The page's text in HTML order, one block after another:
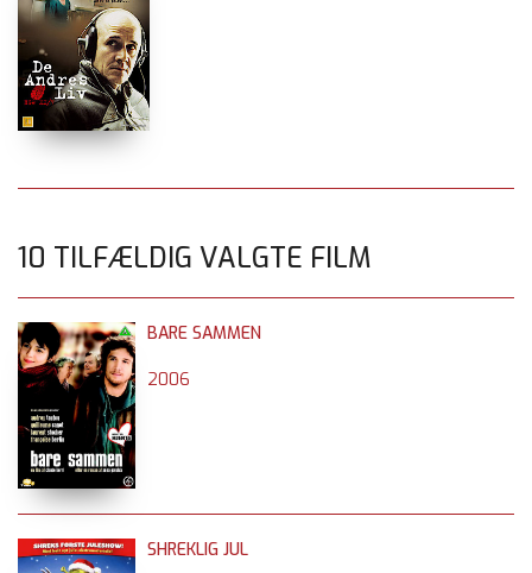
10 TILFÆLDIG VALGTE FILM
BARE SAMMEN
2006
SHREKLIG JUL